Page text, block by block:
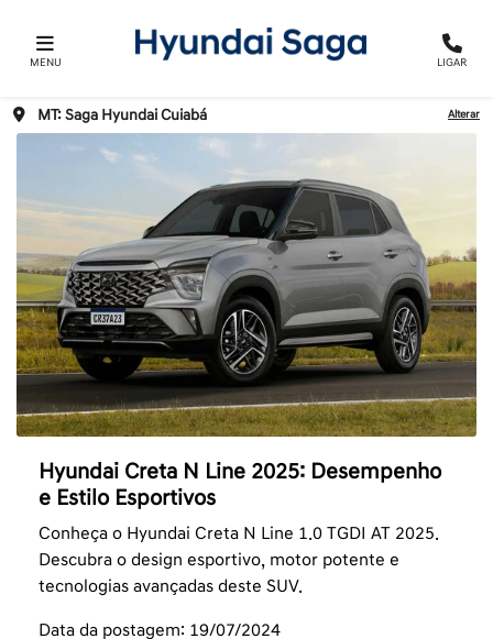
MENU LIGAR
MT: Saga Hyundai Cuiabá Alterar
Hyundai Creta N Line 2025: Desempenho
e Estilo Esportivos
Conheça o Hyundai Creta N Line 1.0 TGDI AT 2025.
Descubra o design esportivo, motor potente e
tecnologias avançadas deste SUV.
Data da postagem: 19/07/2024